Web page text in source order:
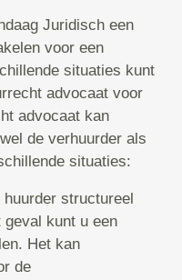
Juridisch een
voor een
situaties kunt
advocaat voor
advocaat kan
de verhuurder als
situaties:
structureel
kunt u een
Het kan
de